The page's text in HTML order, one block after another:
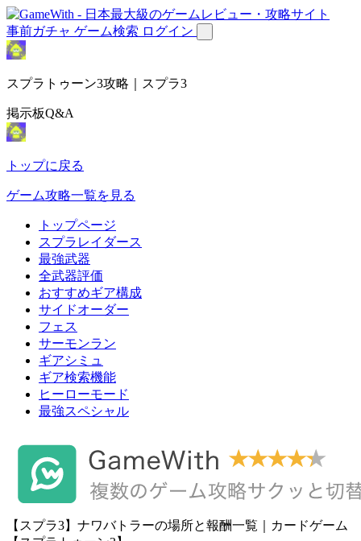
事前ガチャ ゲーム検索 ログイン
スプラトゥーン3攻略｜スプラ3
掲示板Q&A
トップに戻る
ゲーム攻略一覧を見る
トップページ
スプラレイダース
最強武器
全武器評価
おすすめギア構成
サイドオーダー
フェス
サーモンラン
ギアシミュ
ギア検索機能
ヒーローモード
最強スペシャル
【スプラ3】ナワバトラーの場所と報酬一覧｜カードゲーム